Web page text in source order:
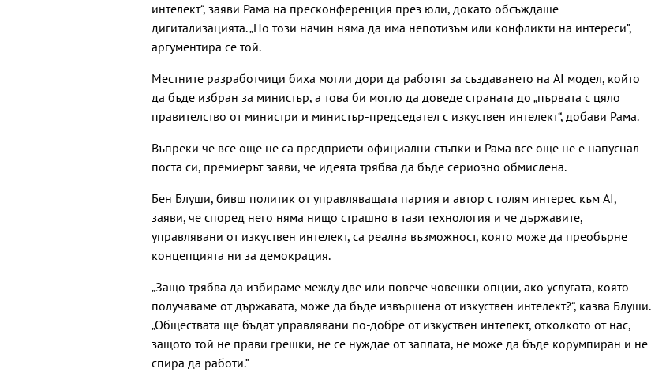
интелект“, заяви Рама на пресконференция през юли, докато обсъждаше
дигитализацията. „По този начин няма да има непотизъм или конфликти на интереси“,
аргументира се той.
Местните разработчици биха могли дори да работят за създаването на AI модел, който
да бъде избран за министър, а това би могло да доведе страната до „първата с цяло
правителство от министри и министър-председател с изкуствен интелект“, добави Рама.
Въпреки че все още не са предприети официални стъпки и Рама все още не е напуснал
поста си, премиерът заяви, че идеята трябва да бъде сериозно обмислена.
Бен Блуши, бивш политик от управляващата партия и автор с голям интерес към AI,
заяви, че според него няма нищо страшно в тази технология и че държавите,
управлявани от изкуствен интелект, са реална възможност, която може да преобърне
концепцията ни за демокрация.
„Защо трябва да избираме между две или повече човешки опции, ако услугата, която
получаваме от държавата, може да бъде извършена от изкуствен интелект?“, казва Блуши.
„Обществата ще бъдат управлявани по-добре от изкуствен интелект, отколкото от нас,
защото той не прави грешки, не се нуждае от заплата, не може да бъде корумпиран и не
спира да работи.“
от символите на
обединена Европа
Редица райони на